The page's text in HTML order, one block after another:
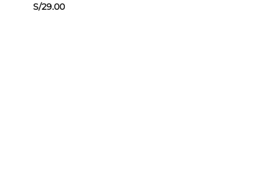
Valorado
S/29.00